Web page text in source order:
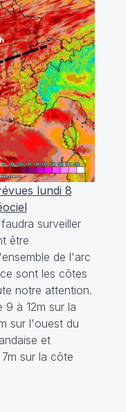
lundi 8
surveiller
être
de l'arc
sont les côtes
notre attention.
9 à 12m sur la
sur l'ouest du
et
sur la côte